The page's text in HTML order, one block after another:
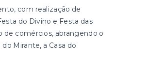
com realização de
do Divino e Festa das
de comércios, abrangendo o
Mirante, a Casa do